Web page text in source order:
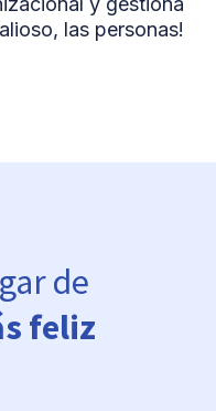
las personas!
de
feliz